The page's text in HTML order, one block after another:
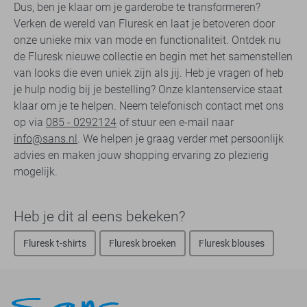
Dus, ben je klaar om je garderobe te transformeren?
Verken de wereld van Fluresk en laat je betoveren door
onze unieke mix van mode en functionaliteit. Ontdek nu
de Fluresk nieuwe collectie en begin met het samenstellen
van looks die even uniek zijn als jij. Heb je vragen of heb
je hulp nodig bij je bestelling? Onze klantenservice staat
klaar om je te helpen. Neem telefonisch contact met ons
op via 085 - 0292124 of stuur een e-mail naar
info@sans.nl. We helpen je graag verder met persoonlijk
advies en maken jouw shopping ervaring zo plezierig
mogelijk.
Heb je dit al eens bekeken?
Fluresk t-shirts Fluresk broeken Fluresk blouses